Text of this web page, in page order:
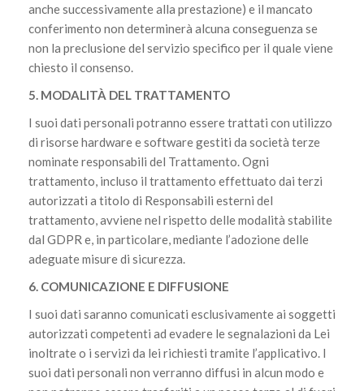
anche successivamente alla prestazione) e il mancato
conferimento non determinerà alcuna conseguenza se
non la preclusione del servizio specifico per il quale viene
chiesto il consenso.
5. MODALITÀ DEL TRATTAMENTO
I suoi dati personali potranno essere trattati con utilizzo
di risorse hardware e software gestiti da società terze
nominate responsabili del Trattamento. Ogni
trattamento, incluso il trattamento effettuato dai terzi
autorizzati a titolo di Responsabili esterni del
trattamento, avviene nel rispetto delle modalità stabilite
dal GDPR e, in particolare, mediante l’adozione delle
adeguate misure di sicurezza.
6. COMUNICAZIONE E DIFFUSIONE
I suoi dati saranno comunicati esclusivamente ai soggetti
autorizzati competenti ad evadere le segnalazioni da Lei
inoltrate o i servizi da lei richiesti tramite l’applicativo. I
suoi dati personali non verranno diffusi in alcun modo e